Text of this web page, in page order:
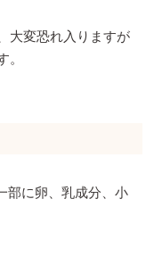
大変恐れ入りますが
。
部に卵、乳成分、小